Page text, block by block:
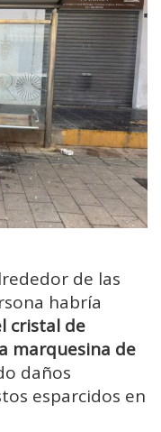
de las
habría
cristal de
marquesina de
daños
esparcidos en